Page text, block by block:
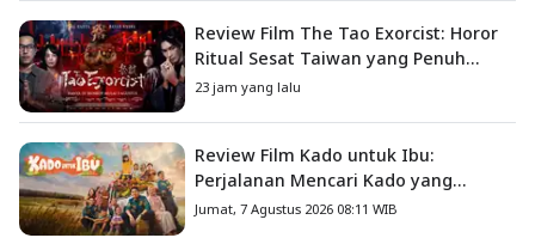
Review Film The Tao Exorcist: Horor
Ritual Sesat Taiwan yang Penuh
Misteri dan Teror Psikologis
23 jam yang lalu
Review Film Kado untuk Ibu:
Perjalanan Mencari Kado yang
Mengajarkan Arti Keluarga
Jumat, 7 Agustus 2026 08:11 WIB